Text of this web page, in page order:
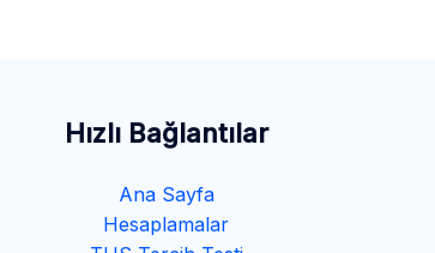
Hızlı Bağlantılar
Ana Sayfa
Hesaplamalar